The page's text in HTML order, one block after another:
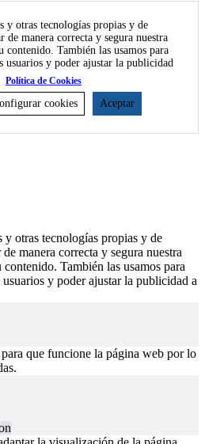
y otras tecnologías propias y de
de manera correcta y segura nuestra
contenido. También las usamos para
usuarios y poder ajustar la publicidad
Política de Cookies
cookies Aceptar
y otras tecnologías propias y de
manera correcta y segura nuestra
También las usamos para
y poder ajustar la publicidad a
que funcione la página web por lo